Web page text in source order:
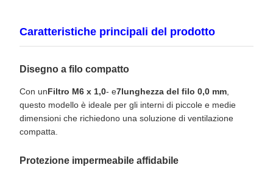
Caratteristiche principali del prodotto
Disegno a filo compatto
Con unFiltro M6 x 1,0- e7lunghezza del filo 0,0 mm
questo modello è ideale per gli interni di piccole e medie
dimensioni che richiedono una soluzione di ventilazione
compatta.
Protezione impermeabile affidabile